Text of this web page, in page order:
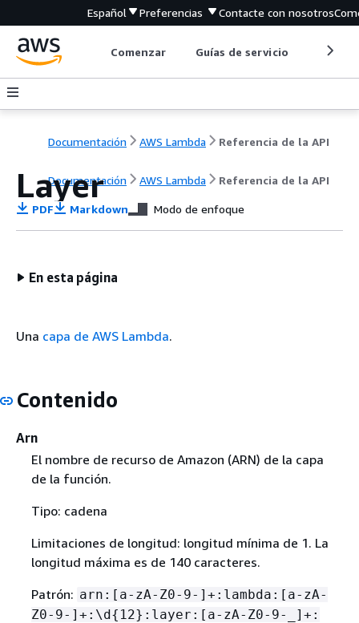
Español Preferencias Contacte con nosotros
Comenzar Guías de servicio
Documentación AWS Lambda Referencia de la API
Documentación AWS Lambda Referencia de la API
Layer
PDF Markdown Modo de enfoque
En esta página
Una capa de AWS Lambda.
Contenido
Arn
El nombre de recurso de Amazon (ARN) de la capa
de la función.
Tipo: cadena
Limitaciones de longitud: longitud mínima de 1. La
longitud máxima es de 140 caracteres.
Patrón: arn:[a-zA-Z0-9-]+:lambda:[a-zA-
Z0-9-]+:\d{ 12}:layer:[a-zA-Z0-9-_]+: